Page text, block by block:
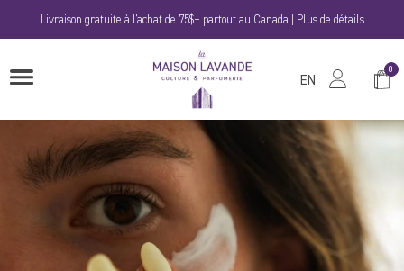
contenu
Livraison gratuite à l'achat de 75$+ partout au Canada | Plus de détails
OUVRIRE
LE
La
Maison
Lavande
EN
0